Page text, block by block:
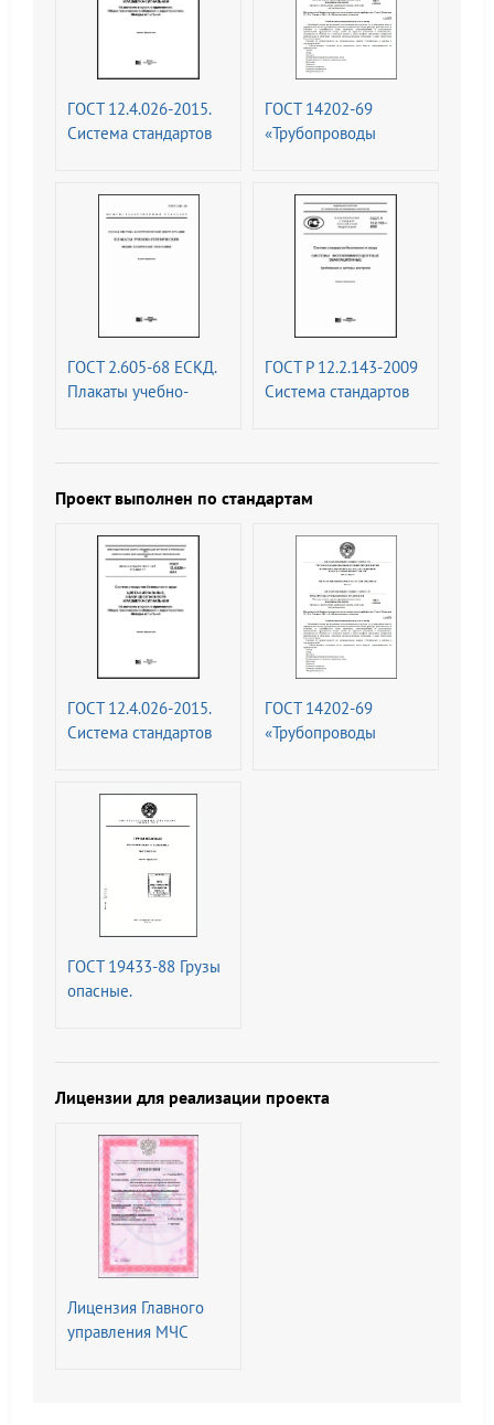
ГОСТ 12.4.026-2015.
Система стандартов
знаки безопасности и
разметка сигнальная.
Назначение и правила
требования и
Методы испытаний
ГОСТ 14202-69
«Трубопроводы
Опознавательная
окраска,
предупреждающие
ГОСТ 2.605-68 ЕСКД.
Плакаты учебно-
ГОСТ Р 12.2.143-2009
Система стандартов
Требования и методы
контроля (с
Изменением N 1)
Проект выполнен по стандартам
ГОСТ 12.4.026-2015.
Система стандартов
знаки безопасности и
разметка сигнальная.
Назначение и правила
применения. Общие
технические
требования и
Методы испытаний
ГОСТ 14202-69
«Трубопроводы
ГОСТ 19433-88 Грузы
опасные.
Лицензии для реализации проекта
Лицензия Главного
управления МЧС